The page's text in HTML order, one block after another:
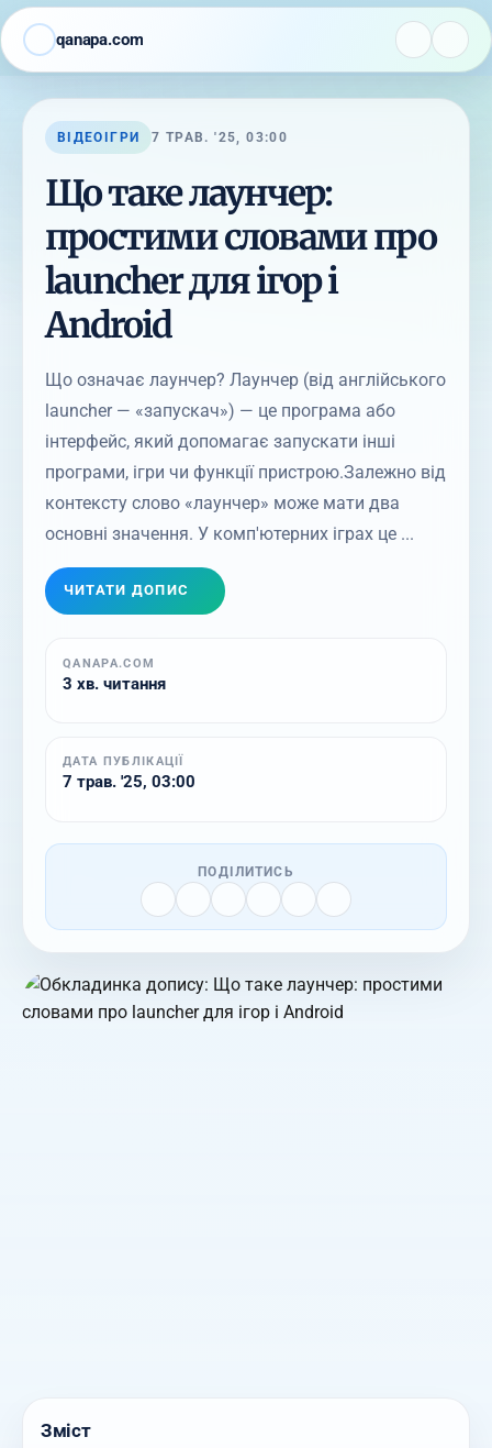
qanapa.com
ВІДЕОІГРИ 7 ТРАВ. '25, 03:00
Що таке лаунчер:
простими словами про
launcher для ігор і
Android
Що означає лаунчер? Лаунчер (від англійського
launcher — «запускач») — це програма або
інтерфейс, який допомагає запускати інші
програми, ігри чи функції пристрою.Залежно від
контексту слово «лаунчер» може мати два
основні значення. У комп'ютерних іграх це ...
ЧИТАТИ ДОПИС
QANAPA.COM
3 хв. читання
ДАТА ПУБЛІКАЦІЇ
7 трав. '25, 03:00
ПОДІЛИТИСЬ
Зміст